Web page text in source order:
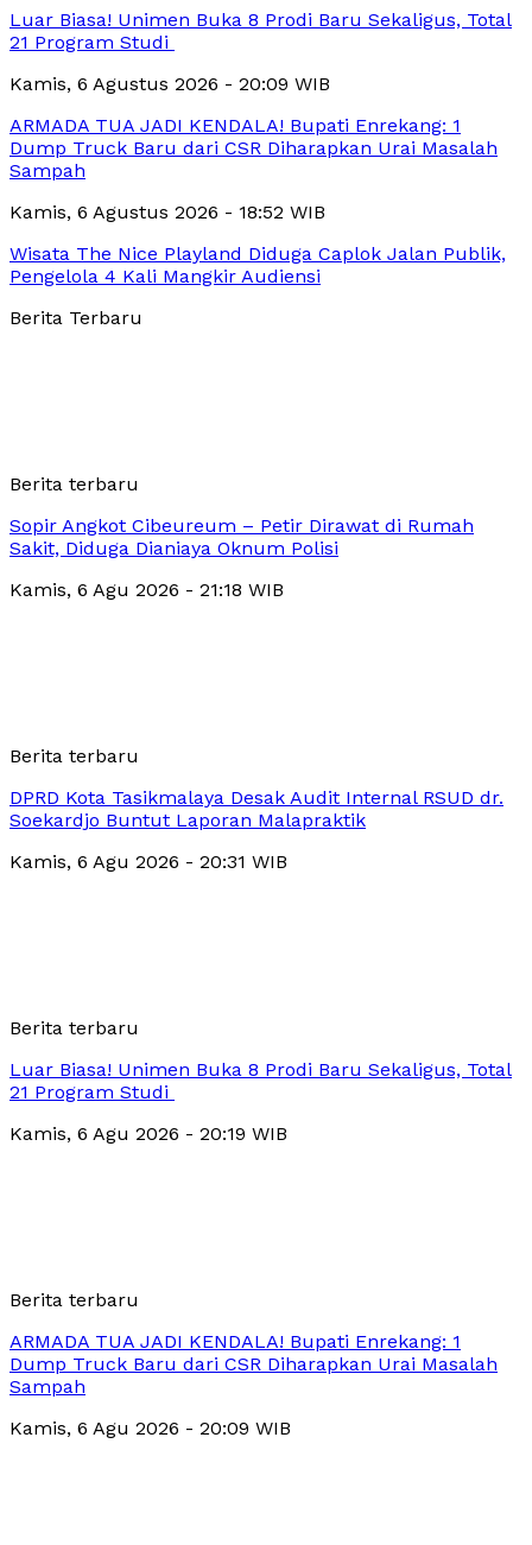
Luar Biasa! Unimen Buka 8 Prodi Baru Sekaligus, Total
21 Program Studi
Kamis, 6 Agustus 2026 - 20:09 WIB
ARMADA TUA JADI KENDALA! Bupati Enrekang: 1
Dump Truck Baru dari CSR Diharapkan Urai Masalah
Sampah
Kamis, 6 Agustus 2026 - 18:52 WIB
Wisata The Nice Playland Diduga Caplok Jalan Publik,
Pengelola 4 Kali Mangkir Audiensi
Berita Terbaru
Berita terbaru
Sopir Angkot Cibeureum – Petir Dirawat di Rumah
Sakit, Diduga Dianiaya Oknum Polisi
Kamis, 6 Agu 2026 - 21:18 WIB
Berita terbaru
DPRD Kota Tasikmalaya Desak Audit Internal RSUD dr.
Soekardjo Buntut Laporan Malapraktik
Kamis, 6 Agu 2026 - 20:31 WIB
Berita terbaru
Luar Biasa! Unimen Buka 8 Prodi Baru Sekaligus, Total
21 Program Studi
Kamis, 6 Agu 2026 - 20:19 WIB
Berita terbaru
ARMADA TUA JADI KENDALA! Bupati Enrekang: 1
Dump Truck Baru dari CSR Diharapkan Urai Masalah
Sampah
Kamis, 6 Agu 2026 - 20:09 WIB